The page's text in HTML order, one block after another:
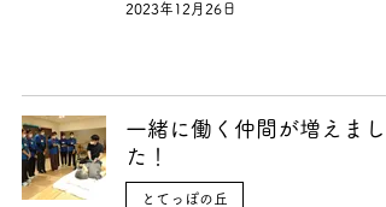
2023年12月26日
一緒に働く仲間が増えまし
た！
とてっぽの丘